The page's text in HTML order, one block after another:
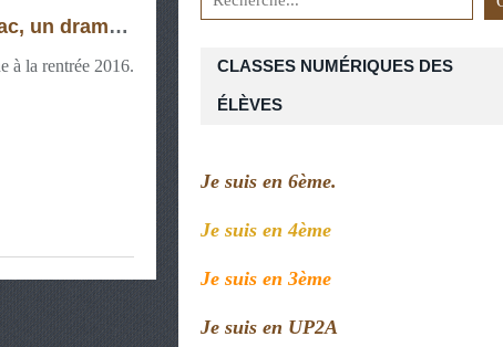
Cyrano de Bergerac, un drame héroïque au service des sentiments. Quel panache !
à la rentrée 2016. CLASSES NUMÉRIQUES DES
ÉLÈVES
Je suis en 6ème.
Je suis en 4ème
Je suis en 3ème
Je suis en UP2A